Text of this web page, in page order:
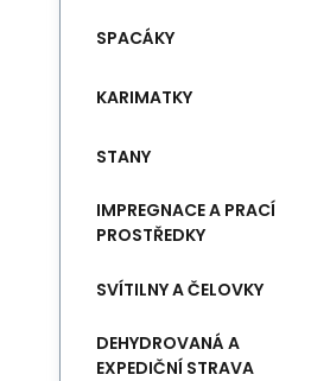
SPACÁKY
KARIMATKY
STANY
IMPREGNACE A PRACÍ
PROSTŘEDKY
SVÍTILNY A ČELOVKY
DEHYDROVANÁ A
EXPEDIČNÍ STRAVA